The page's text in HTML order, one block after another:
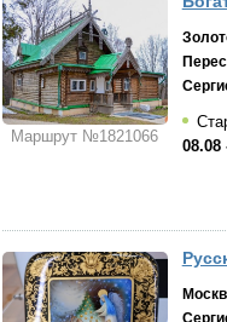
Маршрут №1821066
08.08